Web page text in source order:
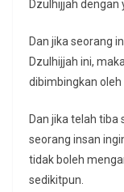
Dzulhijjah dengan
Dan jika seorang
Dzulhijjah ini,
Dan jika telah tiba
seorang insan
tidak boleh
sedikitpun.